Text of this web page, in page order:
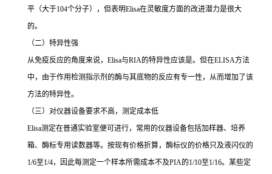
平（大于104个分子），但表明Elisa在灵敏度方面的改进潜力是很大
的。
（二）特异性强
从免疫反应的角度来说， Elisa与RIA的特异性应该是。但在ELISA方法
中，由于作用检测指示剂的酶与其底物的反应有专一性，从而增加了该
方法的特异性。
（三）对仪器设备要求不高，测定成本低
Elisa测定在普通实验室便可进行，常用的仪器设备包括加样器、培养
箱、酶标专用读数器等。按现有价格折算，酶标仪的价格只及液闪仪的
1/6至1/4，因此每测定一个样本所需成本不及PIA的1/10至1/16。某些定